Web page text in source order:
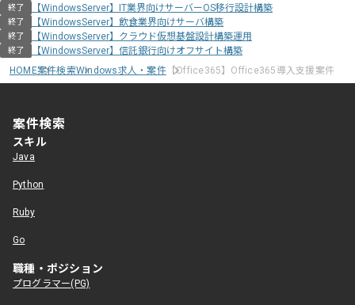
終了 【WindowsServer】IT業界向けサーバーOS移行設計構築
終了 【WindowsServer】飲食業界向けサーバ構築
終了 【WindowsServer】クラウド仮想基盤設計構築運用
終了
【WindowsServer】信託銀行向けオフサイト構築
HOME案件検索Windows求人・案件【Office365】Office365導入支援案件
案件検索
スキル
Java
Python
Ruby
Go
職種・ポジション
プログラマー(PG)